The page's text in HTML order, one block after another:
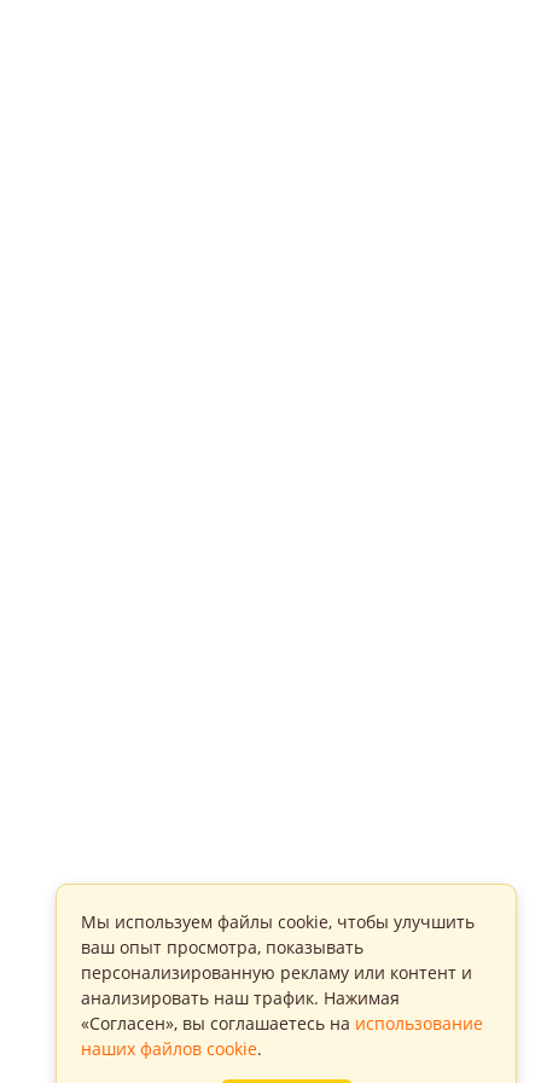
Мы используем файлы cookie, чтобы улучшить
ваш опыт просмотра, показывать
персонализированную рекламу или контент и
анализировать наш трафик. Нажимая
«Согласен», вы соглашаетесь на использование
наших файлов cookie.